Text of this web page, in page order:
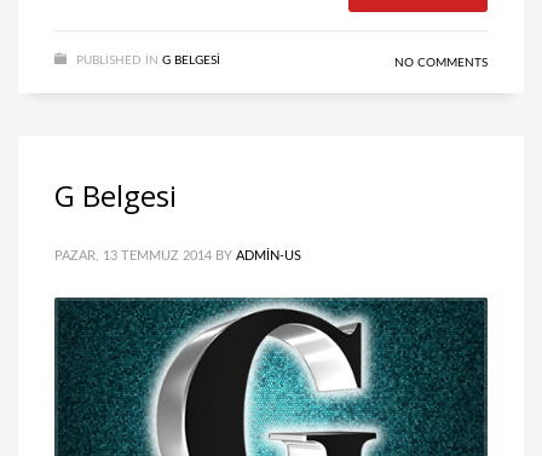
PUBLISHED IN G BELGESI NO COMMENTS
G Belgesi
PAZAR, 13 TEMMUZ 2014 BY ADMIN-US